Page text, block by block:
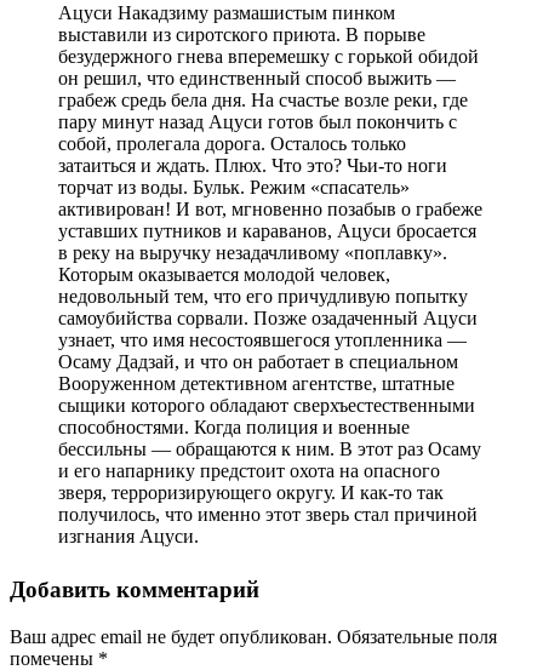
Ацуси Накадзиму размашистым пинком
выставили из сиротского приюта. В порыве
безудержного гнева вперемешку с горькой обидой
он решил, что единственный способ выжить —
грабеж средь бела дня. На счастье возле реки, где
пару минут назад Ацуси готов был покончить с
собой, пролегала дорога. Осталось только
затаиться и ждать. Плюх. Что это? Чьи-то ноги
торчат из воды. Бульк. Режим «спасатель»
активирован! И вот, мгновенно позабыв о грабеже
уставших путников и караванов, Ацуси бросается
в реку на выручку незадачливому «поплавку».
Которым оказывается молодой человек,
недовольный тем, что его причудливую попытку
самоубийства сорвали. Позже озадаченный Ацуси
узнает, что имя несостоявшегося утопленника —
Осаму Дадзай, и что он работает в специальном
Вооруженном детективном агентстве, штатные
сыщики которого обладают сверхъестественными
способностями. Когда полиция и военные
бессильны — обращаются к ним. В этот раз Осаму
и его напарнику предстоит охота на опасного
зверя, терроризирующего округу. И как-то так
получилось, что именно этот зверь стал причиной
изгнания Ацуси.
Добавить комментарий
Ваш адрес email не будет опубликован. Обязательные поля
помечены *